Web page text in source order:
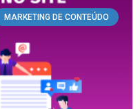
MARKETING DE CONTEÚDO